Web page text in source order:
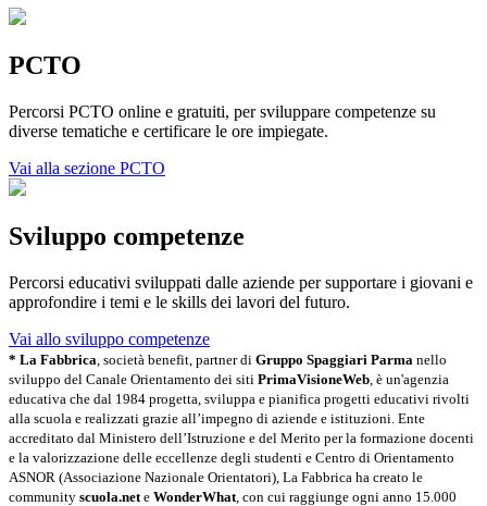
PCTO
Percorsi PCTO online e gratuiti, per sviluppare competenze su
diverse tematiche e certificare le ore impiegate.
Vai alla sezione PCTO
Sviluppo competenze
Percorsi educativi sviluppati dalle aziende per supportare i giovani e
approfondire i temi e le skills dei lavori del futuro.
Vai allo sviluppo competenze
* La Fabbrica , società benefit, partner di Gruppo Spaggiari Parma nello
sviluppo del Canale Orientamento dei siti PrimaVisioneWeb , è un'agenzia
educativa che dal 1984 progetta, sviluppa e pianifica progetti educativi rivolti
alla scuola e realizzati grazie all’impegno di aziende e istituzioni. Ente
accreditato dal Ministero dell’Istruzione e del Merito per la formazione docenti
e la valorizzazione delle eccellenze degli studenti e Centro di Orientamento
ASNOR (Associazione Nazionale Orientatori), La Fabbrica ha creato le
community scuola.net e WonderWhat , con cui raggiunge ogni anno 15.000